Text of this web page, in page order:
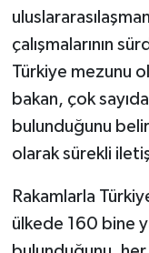
çalışmalarının
Türkiye mezunu
bakan, çok
bulunduğunu
olarak sürekli
Rakamlarla
ülkede 160 bine